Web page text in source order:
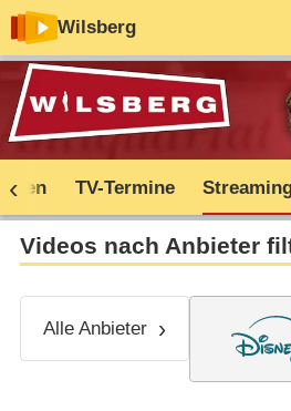
Wilsberg
TV-Termine
Videos nach Anbieter
Alle Anbieter